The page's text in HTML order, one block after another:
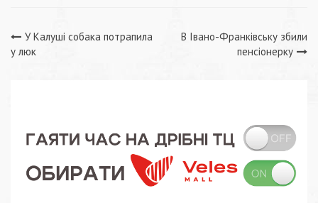
Навігація
У Калуші собака потрапила
у люк
В Івано-Франківську збили
пенсіонерку